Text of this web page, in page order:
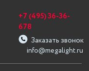
info@megalight.ru
+7 (495) 36-36-
678
Заказать звонок